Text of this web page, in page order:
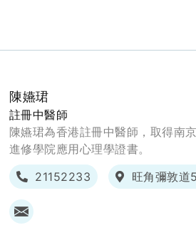
陳嬿珺
註冊中醫師
陳嬿珺為香港註冊中醫師，取得南
進修學院應用心理學證書。
21152233
旺角彌敦道